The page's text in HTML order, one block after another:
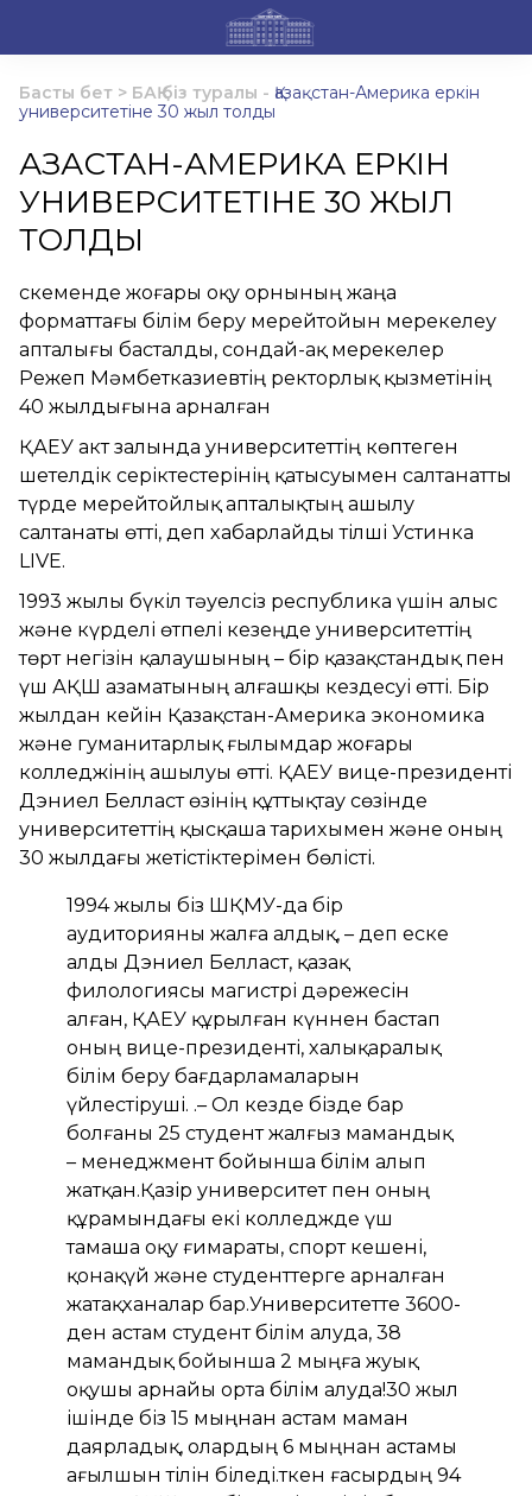
Басты бет > БАҚ біз туралы - Қазақстан-Америка еркін
университетіне 30 жыл толды
ҚАЗАҚСТАН-АМЕРИКА ЕРКІН
УНИВЕРСИТЕТІНЕ 30 ЖЫЛ
ТОЛДЫ
Өскеменде жоғары оқу орнының жаңа
форматтағы білім беру мерейтойын мерекелеу
апталығы басталды, сондай-ақ мерекелер
Режеп Мәмбетказиевтің ректорлық қызметінің
40 жылдығына арналған
ҚАЕУ акт залында университеттің көптеген
шетелдік серіктестерінің қатысуымен салтанатты
түрде мерейтойлық апталықтың ашылу
салтанаты өтті, деп хабарлайды тілші Устинка
LIVE.
1993 жылы бүкіл тәуелсіз республика үшін алыс
және күрделі өтпелі кезеңде университеттің
төрт негізін қалаушының – бір қазақстандық пен
үш АҚШ азаматының алғашқы кездесуі өтті. Бір
жылдан кейін Қазақстан-Америка экономика
және гуманитарлық ғылымдар жоғары
колледжінің ашылуы өтті. ҚАЕУ вице-президенті
Дэниел Белласт өзінің құттықтау сөзінде
университеттің қысқаша тарихымен және оның
30 жылдағы жетістіктерімен бөлісті.
1994 жылы біз ШҚМУ-да бір
аудиторияны жалға алдық, – деп еске
алды Дэниел Белласт, қазақ
филологиясы магистрі дәрежесін
алған, ҚАЕУ құрылған күннен бастап
оның вице-президенті, халықаралық
білім беру бағдарламаларын
үйлестіруші. .– Ол кезде бізде бар
болғаны 25 студент жалғыз мамандық
– менеджмент бойынша білім алып
жатқан.Қазір университет пен оның
құрамындағы екі колледжде үш
тамаша оқу ғимараты, спорт кешені,
қонақүй және студенттерге арналған
жатақханалар бар.Университетте 3600-
ден астам студент білім алуда, 38
мамандық бойынша 2 мыңға жуық
оқушы арнайы орта білім алуда!30 жыл
ішінде біз 15 мыңнан астам маман
даярладық, олардың 6 мыңнан астамы
ағылшын тілін біледі.Өткен ғасырдың 94